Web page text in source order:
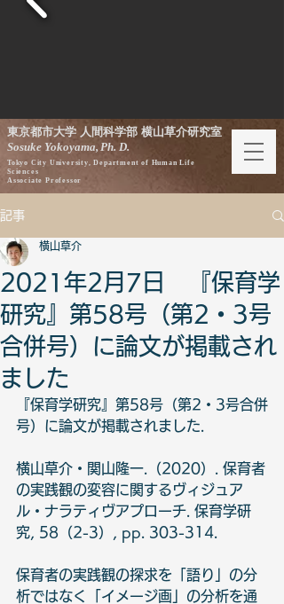
東京都市大学 人間科学部 横山草介研究室
Sosuke Yokoyama,Ph. D.
Tokyo City University, Department of Human Life
Sciences
Associate Professor
記事
2021年2月7日 『保育学
研究』第58号（第2・3号
合併号）に論文が掲載され
ました
横山草介
『保育学研究』第58号（第2・3号合併
号）に論文が掲載されました.
横山草介・関山隆一.（2020）. 保育者
の実践観の変容に関するヴィジュア
ル・ナラティヴアプローチ. 保育学研
究, 58（2-3）, pp. 303-314.
保育者の実践観の探求を「語り」の分
析ではなく「イメージ画」の分析を通